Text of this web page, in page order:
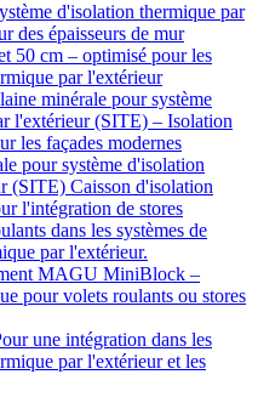
d'isolation thermique par
des épaisseurs de mur
50 cm – optimisé pour les
par l'extérieur
pour système d'isolation
(SITE) Caisson d'isolation
l'intégration de stores
dans les systèmes de
par l'extérieur.
une intégration dans les
par l'extérieur et les